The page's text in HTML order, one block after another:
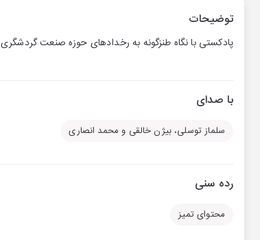
توضیحات
پادکستی با نگاه طنزگونه به رخدادهای حوزه صنعت گردشگری
با صدای
سلماز توسلی، بیژن خالقی و محمد انصاری
رده سنی
محتوای تمیز